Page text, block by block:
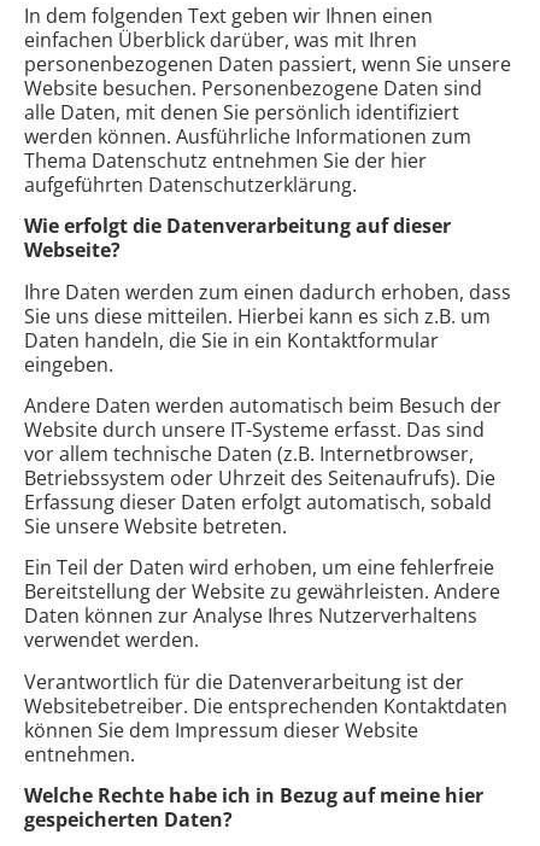
In dem folgenden Text geben wir Ihnen einen
einfachen Überblick darüber, was mit Ihren
personenbezogenen Daten passiert, wenn Sie unsere
Website besuchen. Personenbezogene Daten sind
alle Daten, mit denen Sie persönlich identifiziert
werden können. Ausführliche Informationen zum
Thema Datenschutz entnehmen Sie der hier
aufgeführten Datenschutzerklärung.
Wie erfolgt die Datenverarbeitung auf dieser
Webseite?
Ihre Daten werden zum einen dadurch erhoben, dass
Sie uns diese mitteilen. Hierbei kann es sich z.B. um
Daten handeln, die Sie in ein Kontaktformular
eingeben.
Andere Daten werden automatisch beim Besuch der
Website durch unsere IT-Systeme erfasst. Das sind
vor allem technische Daten (z.B. Internetbrowser,
Betriebssystem oder Uhrzeit des Seitenaufrufs). Die
Erfassung dieser Daten erfolgt automatisch, sobald
Sie unsere Website betreten.
Ein Teil der Daten wird erhoben, um eine fehlerfreie
Bereitstellung der Website zu gewährleisten. Andere
Daten können zur Analyse Ihres Nutzerverhaltens
verwendet werden.
Verantwortlich für die Datenverarbeitung ist der
Websitebetreiber. Die entsprechenden Kontaktdaten
können Sie dem Impressum dieser Website
entnehmen.
Welche Rechte habe ich in Bezug auf meine hier
gespeicherten Daten?